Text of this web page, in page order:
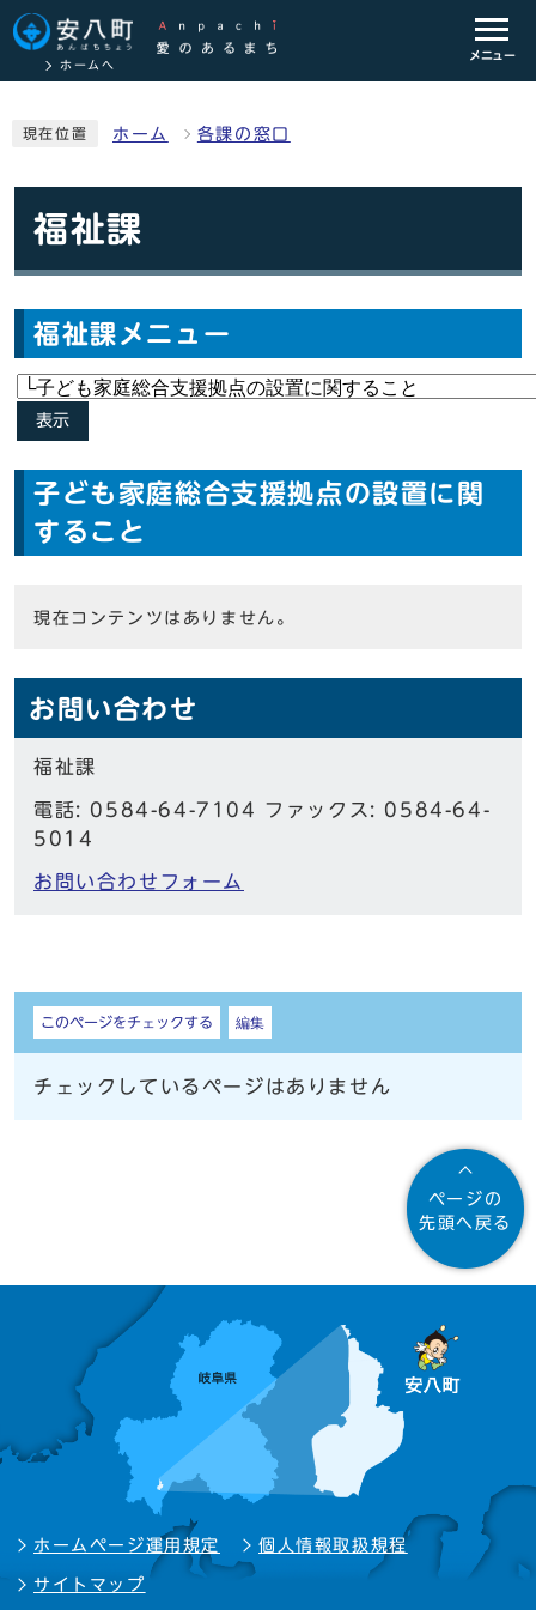
ホームへ
メニュー
現在位置 ホーム 各課の窓口
福祉課
福祉課メニュー
表示
子ども家庭総合支援拠点の設置に関
すること
現在コンテンツはありません。
お問い合わせ
福祉課
電話: 0584-64-7104 ファックス: 0584-64-
5014
お問い合わせフォーム
しおり
このページをチェックする 編集
チェックしているページはありません
ページの
先頭へ戻る
ホームページ運用規定 個人情報取扱規程
サイトマップ